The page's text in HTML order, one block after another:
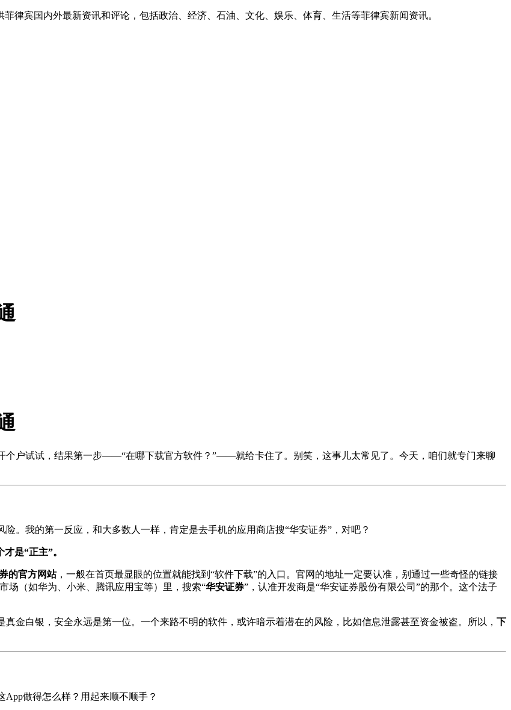
律宾国内外最新资讯和评论，包括政治、经济、石油、文化、娱乐、体育、生活等菲律宾新闻资讯。
个户试试，结果第一步——“在哪下载官方软件？”——就给卡住了。别笑，这事儿太常见了。今天，咱们就专门来聊
。我的第一反应，和大多数人一样，肯定是去手机的应用商店搜“华安证券”，对吧？
是“正主”。
的官方网站，一般在首页最显眼的位置就能找到“软件下载”的入口。官网的地址一定要认准，别通过一些奇怪的链接
场（如华为、小米、腾讯应用宝等）里，搜索“华安证券”，认准开发商是“华安证券股份有限公司”的那个。这个法子
金白银，安全永远是第一位。一个来路不明的软件，或许暗示着潜在的风险，比如信息泄露甚至资金被盗。所以， 下
做得怎么样？用起来顺不顺手？